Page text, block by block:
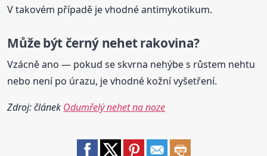
V takovém případě je vhodné antimykotikum.
Může být černý nehetrakovina?
Vzácně ano — pokud se skvrna nehýbe s růstem nehtu
nebo není po úrazu, je vhodné kožní vyšetření.
Zdroj: článek Odumřelý nehet na noze